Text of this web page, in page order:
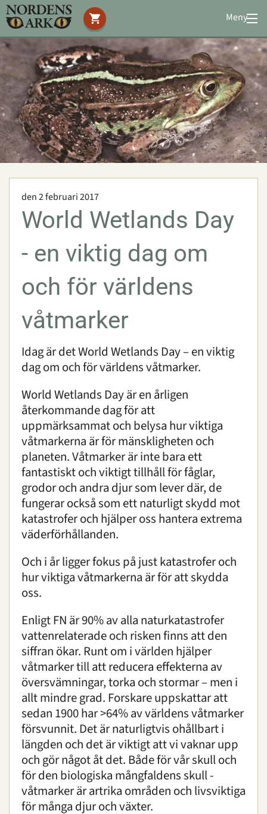
Meny
Stöd oss
Besök oss
Djuren
Bevarande
Utbildning
Boende
Konferens
Om oss
Sök
den 2 februari 2017
World Wetlands Day
- en viktig dag om
och för världens
våtmarker
Idag är det World Wetlands Day – en viktig
dag om och för världens våtmarker.
World Wetlands Day är en årligen
återkommande dag för att
uppmärksammat och belysa hur viktiga
våtmarkerna är för mänskligheten och
planeten. Våtmarker är inte bara ett
fantastiskt och viktigt tillhåll för fåglar,
grodor och andra djur som lever där, de
fungerar också som ett naturligt skydd mot
katastrofer och hjälper oss hantera extrema
väderförhållanden.
Och i år ligger fokus på just katastrofer och
hur viktiga våtmarkerna är för att skydda
oss.
Enligt FN är 90% av alla naturkatastrofer
vattenrelaterade och risken finns att den
siffran ökar. Runt om i världen hjälper
våtmarker till att reducera effekterna av
översvämningar, torka och stormar – men i
allt mindre grad. Forskare uppskattar att
sedan 1900 har >64% av världens våtmarker
försvunnit. Det är naturligtvis ohållbart i
längden och det är viktigt att vi vaknar upp
och gör något åt det. Både för vår skull och
för den biologiska mångfaldens skull -
våtmarker är artrika områden och livsviktiga
för många djur och växter.